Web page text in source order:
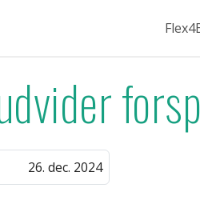
26. dec. 2024